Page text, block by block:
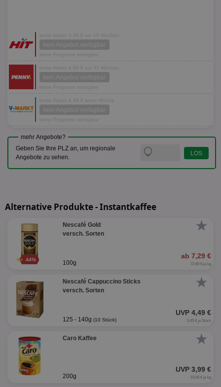
letzte Aktion 5,49 € vor 15 Wochen
kein Angebot verfügbar
keine Prognose verfügbar
letzte Aktion 6,99 € vor 31 Wochen
kein Angebot verfügbar
keine Prognose verfügbar
letzte Aktion 6,49 € letzte Woche
kein Angebot verfügbar
keine Prognose verfügbar
mehr Angebote?
Geben Sie Ihre PLZ an, um regionale
Angebote zu sehen.
Alternative Produkte - Instantkaffee
★
44%
Nescafé Gold
versch. Sorten
ab 7,29 €
100g 72,90 € je kg
★
Nescafé Cappuccino Sticks
versch. Sorten
UVP 4,49 €
125 - 140g (10 Stück) 0,45 € je Stück
★
Caro Kaffee
UVP 3,99 €
200g 19,95 € je kg